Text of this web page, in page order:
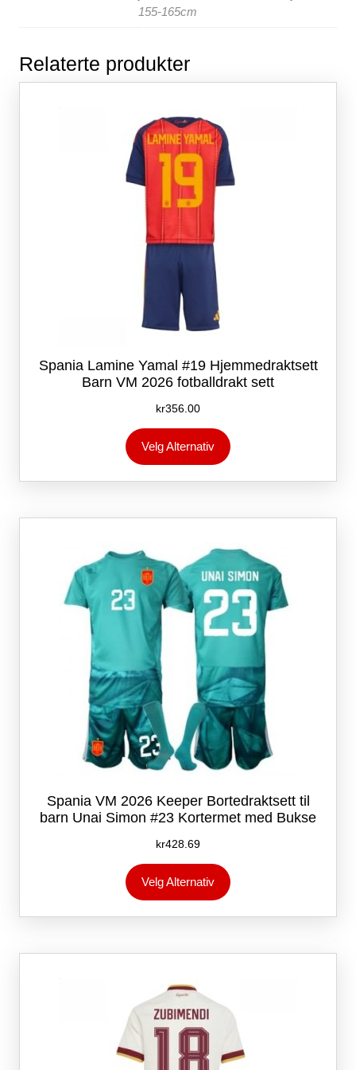
155-165cm
Relaterte produkter
Spania Lamine Yamal #19 Hjemmedraktsett
Barn VM 2026 fotballdrakt sett
kr356.00
Velg Alternativ
produktet
flere
Alternativene
velges
på
produktsiden
Spania VM 2026 Keeper Bortedraktsett til
barn Unai Simon #23 Kortermet med Bukse
kr428.69
Velg Alternativ
produktet
flere
Alternativene
på